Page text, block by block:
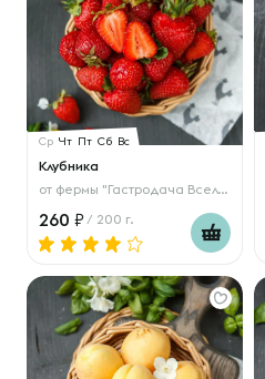
Ср Чт Пт Сб Вс
Клубника
от фермы "Гастродача Вселуг"
260 / 200 г.